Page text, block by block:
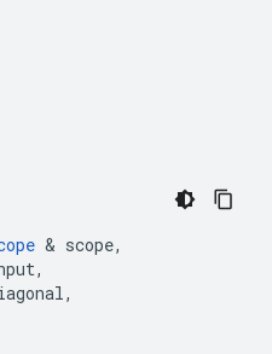
& scope,
,
,